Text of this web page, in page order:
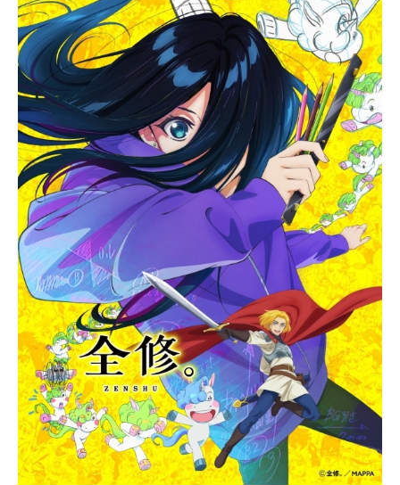
る）は、夢に何度も現れる謎の少
女・ツキミヤに想いを募らせる日々
を過ごしていた。そんなある日、タ
ケルは不慮の事故で崖から転落。意
識を取り戻すと目の前に広がってい
たのは、テクノロジーが高度に進化
を遂げた平安京・《電祇平安京(でん
じへいあんきょう)》。そこは、最強
の陰陽師・安倍晴明（あべのせいめ
い）が守護しており、憧れのツキミ
ヤが現実に存在する別世界だった！
夢にまで見た運命的な出会いに舞い
上がるタケルだったが、突如発生し
た黒い霧《闇薫（やみかおる）》の
中で《怨人(おに)》と呼ばれる化け物
によってツキミヤもろとも命を落と
してしまう。――しかし、次の瞬
間、タケルは再び電祇平安京で目を
覚ます。やがて自身がタイムリープ
したことに気づいたタケルは、ツキ
ミヤが命を落とす未来に抗うため、
安倍晴明から陰陽術を習得し、陰陽
師として戦うことを決意する――！
作品...